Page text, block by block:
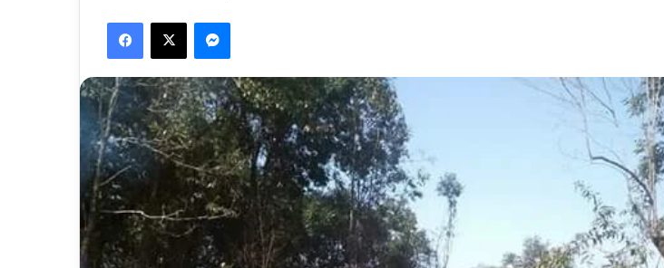
Facebook
X Messenger